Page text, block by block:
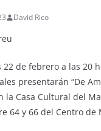
David Rico
22 de febrero a las 20
presentarán “De
la Casa Cultural del
64 y 66 del Centro de